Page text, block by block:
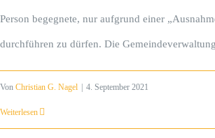
Person begegnete, nur aufgrund einer
durchführen zu dürfen. Die
Von Christian G. Nagel | 4. September 2021
Weiterlesen